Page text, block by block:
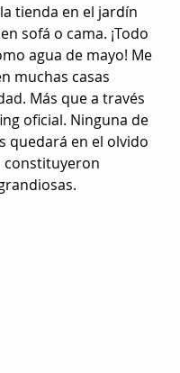
tienda en el jardín
sofá o cama. ¡Todo
agua de mayo! Me
muchas casas
Más que a través
oficial. Ninguna de
quedará en el olvido